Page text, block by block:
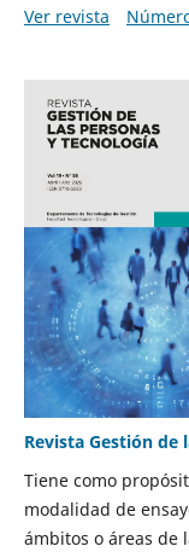
Ver revista
Revista Gestión de
Tiene como
modalidad de
ámbitos o áreas de